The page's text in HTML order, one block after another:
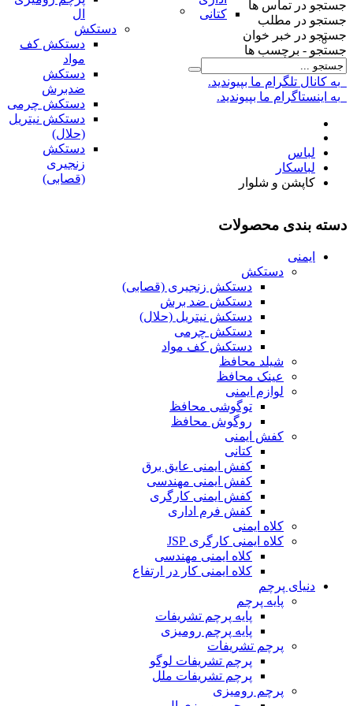
کتانی
دستکش
دستکش کف
مواد
دستکش
ضدبرش
دستکش چرمی
دستکش نیتریل
(حلال)
دستکش
زنجیری
(قصابی)
ال
جستجو در تماس ها
جستجو در مطلب
جستجو در خبر خوان
جستجو - برچسب ها
به کانال تلگرام ما بپیوندید.
به اینستاگرام ما بپیوندید.
لباس
لباسکار
کاپشن و شلوار
دسته بندی محصولات
ایمنی
دستکش
دستکش زنجیری (قصابی)
دستکش ضد برش
دستکش نیتریل (حلال)
دستکش چرمی
دستکش کف مواد
شیلد محافظ
عینک محافظ
لوازم ایمنی
توگوشی محافظ
روگوش محافظ
کفش ایمنی
کتانی
کفش ایمنی عایق برق
کفش ایمنی مهندسی
کفش ایمنی کارگری
کفش فرم اداری
کلاه ایمنی
کلاه ایمنی کارگری JSP
کلاه ایمنی مهندسی
کلاه ایمنی کار در ارتفاع
دنیای پرچم
پایه پرچم
پایه پرچم تشریفات
پایه پرچم رومیزی
پرچم تشریفات
پرچم تشریفات لوگو
پرچم تشریفات ملل
پرچم رومیزی